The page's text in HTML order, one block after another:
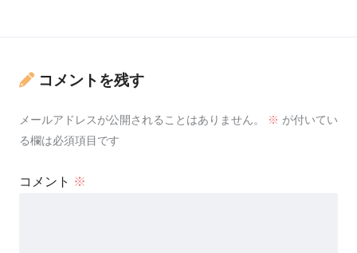
コメントを残す
メールアドレスが公開されることはありません。 ※ が付いてい
る欄は必須項目です
コメント ※